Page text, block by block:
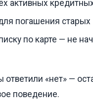
активных
погашения старых
по карте — не
ответили «нет» —
поведение.